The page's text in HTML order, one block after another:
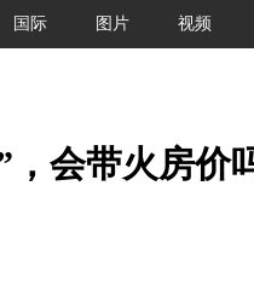
国际 图片 视频
会带火房价